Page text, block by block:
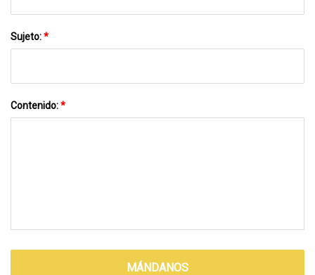
Sujeto:*
Contenido:*
MÁNDANOS